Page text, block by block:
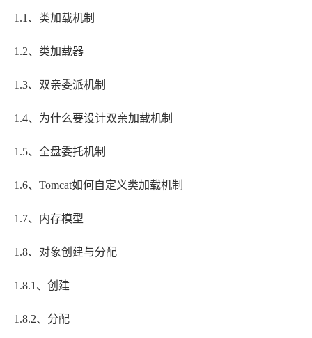
1.1、类加载机制
1.2、类加载器
1.3、双亲委派机制
1.4、为什么要设计双亲加载机制
1.5、全盘委托机制
1.6、Tomcat如何自定义类加载机制
1.7、内存模型
1.8、对象创建与分配
1.8.1、创建
1.8.2、分配